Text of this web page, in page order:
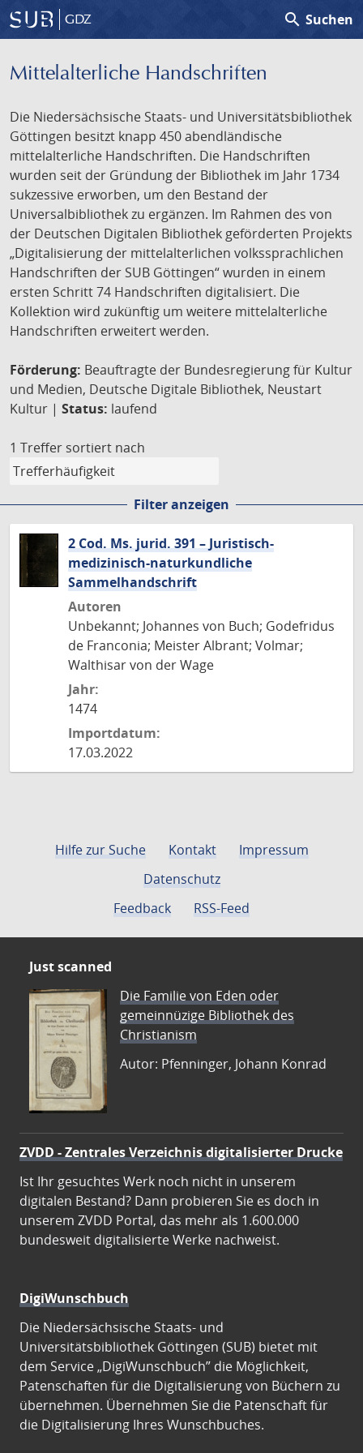
GDZ search Suchen
Mittelalterliche Handschriften
Die Niedersächsische Staats- und Universitätsbibliothek
Göttingen besitzt knapp 450 abendländische
mittelalterliche Handschriften. Die Handschriften
wurden seit der Gründung der Bibliothek im Jahr 1734
sukzessive erworben, um den Bestand der
Universalbibliothek zu ergänzen. Im Rahmen des von
der Deutschen Digitalen Bibliothek geförderten Projekts
„Digitalisierung der mittelalterlichen volkssprachlichen
Handschriften der SUB Göttingen“ wurden in einem
ersten Schritt 74 Handschriften digitalisiert. Die
Kollektion wird zukünftig um weitere mittelalterliche
Handschriften erweitert werden.
Förderung: Beauftragte der Bundesregierung für Kultur
und Medien, Deutsche Digitale Bibliothek, Neustart
Kultur | Status: laufend
1 Treffer sortiert nach
Filter anzeigen
2 Cod. Ms. jurid. 391 – Juristisch-
medizinisch-naturkundliche
Sammelhandschrift
Autoren
Unbekannt; Johannes von Buch; Godefridus
de Franconia; Meister Albrant; Volmar;
Walthisar von der Wage
Jahr:
1474
Importdatum:
17.03.2022
Hilfe zur Suche Kontakt
Impressum
Datenschutz
Feedback
RSS-Feed
Just scanned
Die Familie von Eden oder
gemeinnüzige Bibliothek des
Christianism
Autor: Pfenninger, Johann Konrad
ZVDD - Zentrales Verzeichnis digitalisierter Drucke
Ist Ihr gesuchtes Werk noch nicht in unserem
digitalen Bestand? Dann probieren Sie es doch in
unserem ZVDD Portal, das mehr als 1.600.000
bundesweit digitalisierte Werke nachweist.
DigiWunschbuch
Die Niedersächsische Staats- und
Universitätsbibliothek Göttingen (SUB) bietet mit
dem Service „DigiWunschbuch” die Möglichkeit,
Patenschaften für die Digitalisierung von Büchern zu
übernehmen. Übernehmen Sie die Patenschaft für
die Digitalisierung Ihres Wunschbuches.